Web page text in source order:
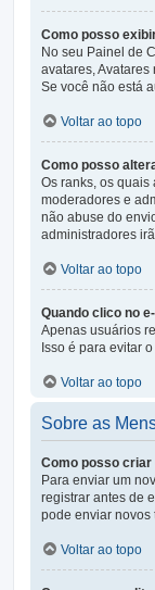
Como posso
No seu Painel de
avatares,
Se você não está
Voltar ao topo
Como posso
Os ranks, os
moderadores e
não abuse do
administradores
Voltar ao topo
Quando clico no
Apenas usuários
Isso é para evitar
Voltar ao topo
Sobre as
Como posso criar
Para enviar um
registrar antes de
pode enviar novos
Voltar ao topo